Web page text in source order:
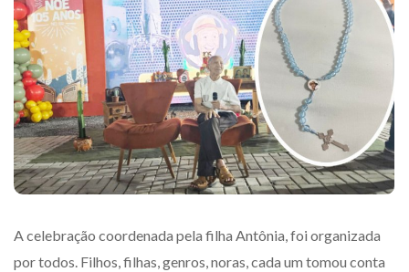
A celebração coordenada pela filha Antônia, foi organizada
por todos. Filhos, filhas, genros, noras, cada um tomou conta